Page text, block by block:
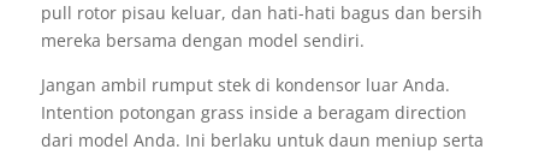
pull rotor pisau keluar, dan hati-hati bagus dan bersih
mereka bersama dengan model sendiri.
Jangan ambil rumput stek di kondensor luar Anda.
Intention potongan grass inside a beragam direction
dari model Anda. Ini berlaku untuk daun meniup serta